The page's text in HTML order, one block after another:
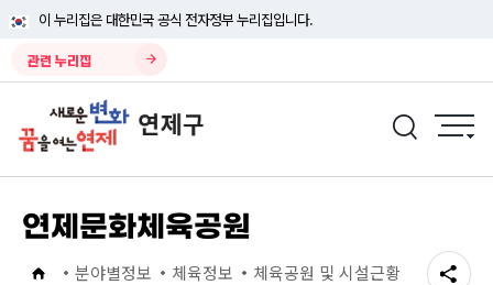
이 누리집은 대한민국 공식 전자정부 누리집입니다.
관련 누리집
연제문화체육공원
분야별정보 체육정보 체육공원 및 시설근황